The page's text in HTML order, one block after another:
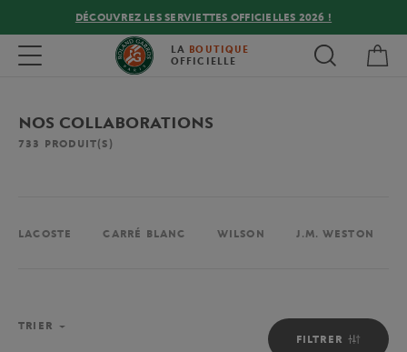
DÉCOUVREZ LES SERVIETTES OFFICIELLES 2026 !
Toggle navigation LA BOUTIQUE
OFFICIELLE
NOS COLLABORATIONS
733 PRODUIT(S)
LACOSTE CARRÉ BLANC WILSON J.M. WESTON
FILTRER
TRIER